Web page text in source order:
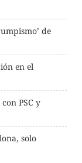
de
en el
PSC y
solo